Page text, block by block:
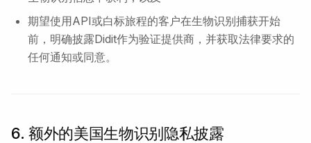
期望使用API或白标旅程的客户在生物识别捕获开始
前，明确披露Didit作为验证提供商，并获取法律要求的
任何通知或同意。
6. 额外的美国生物识别隐私披露